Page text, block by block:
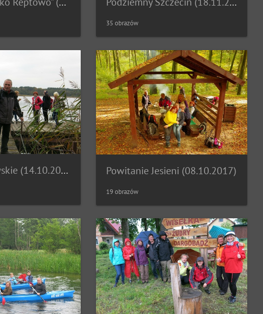
35 obrazów
Góry Krzymowskie (14.10.2017) Powitanie Jesieni (08.10.2017)
19 obrazów